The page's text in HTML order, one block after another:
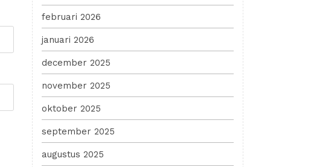
februari 2026
januari 2026
december 2025
november 2025
oktober 2025
september 2025
augustus 2025